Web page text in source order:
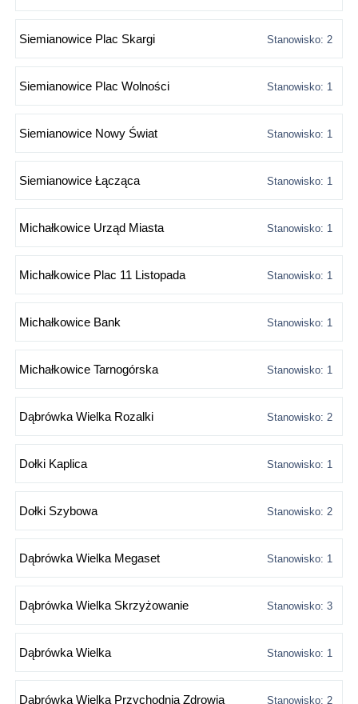
Siemianowice Plac Skargi Stanowisko: 2
Siemianowice Plac Wolności Stanowisko: 1
Siemianowice Nowy Świat Stanowisko: 1
Siemianowice Łącząca Stanowisko: 1
Michałkowice Urząd Miasta Stanowisko: 1
Michałkowice Plac 11 Listopada Stanowisko: 1
Michałkowice Bank Stanowisko: 1
Michałkowice Tarnogórska Stanowisko: 1
Dąbrówka Wielka Rozalki Stanowisko: 2
Dołki Kaplica Stanowisko: 1
Dołki Szybowa Stanowisko: 2
Dąbrówka Wielka Megaset Stanowisko: 1
Dąbrówka Wielka Skrzyżowanie Stanowisko: 3
Dąbrówka Wielka Stanowisko: 1
Dąbrówka Wielka Przychodnia Zdrowia Stanowisko: 2